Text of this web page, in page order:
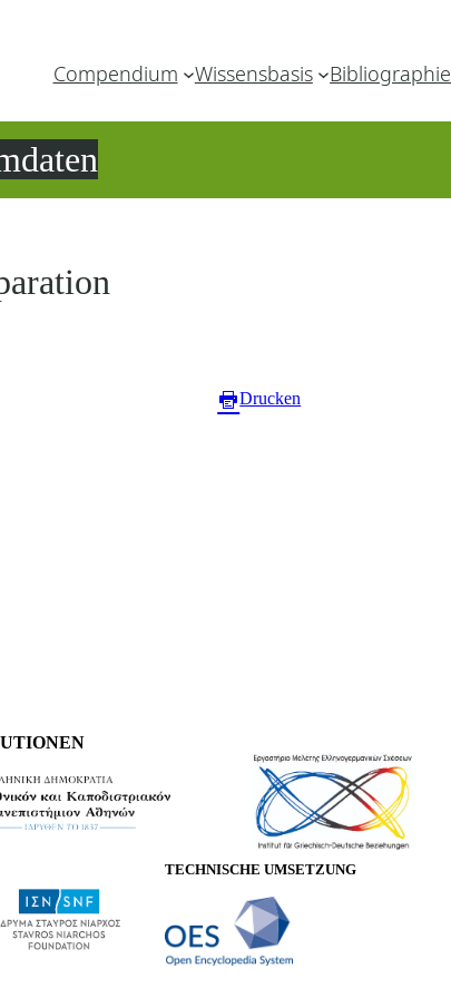
Compendium Wissensbasis Bibliographie
Drucken
TECHNISCHE UMSETZUNG